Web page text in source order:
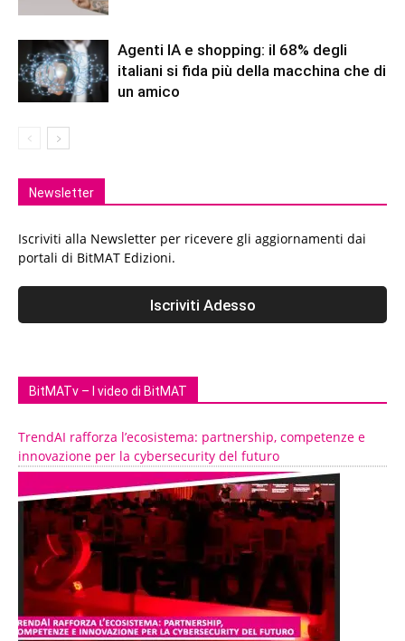
Agenti IA e shopping: il 68% degli
italiani si fida più della macchina che di
un amico
Newsletter
Iscriviti alla Newsletter per ricevere gli aggiornamenti dai
portali di BitMAT Edizioni.
BitMATv – I video di BitMAT
TrendAI rafforza l’ecosistema: partnership, competenze e
innovazione per la cybersecurity del futuro